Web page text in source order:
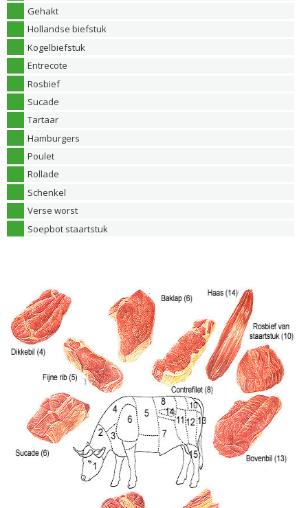
Gehakt
Hollandse biefstuk
Kogelbiefstuk
Entrecote
Rosbief
Sucade
Tartaar
Hamburgers
Poulet
Rollade
Schenkel
Verse worst
Soepbot staartstuk